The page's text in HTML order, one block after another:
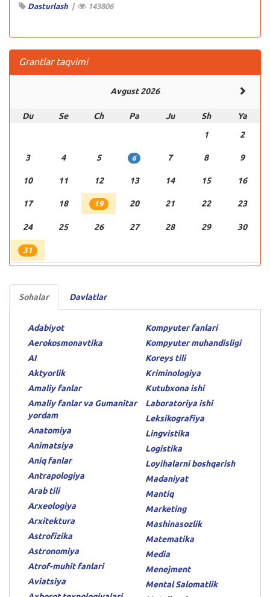
Dasturlash | 143806
Grantlar taqvimi
Avgust 2026
Du Se Ch Pa Ju Sh
Ya
1
2
3 4 5 6 7 8 9
10 11 12 13 14 15 16
17 18 19 20 21 22 23
24 25 26 27 28 29 30
31
Sohalar Davlatlar
Adabiyot
Aerokosmonavtika
AI
Aktyorlik
Amaliy fanlar
Amaliy fanlar va Gumanitar
yordam
Anatomiya
Animatsiya
Aniq fanlar
Antrapologiya
Arab tili
Arxeologiya
Arxitektura
Astrofizika
Astronomiya
Atrof-muhit fanlari
Aviatsiya
Kompyuter fanlari
Kompyuter muhandisligi
Koreys tili
Kriminologiya
Kutubxona ishi
Laboratoriya ishi
Leksikografiya
Lingvistika
Logistika
Loyihalarni boshqarish
Madaniyat
Mantiq
Marketing
Mashinasozlik
Matematika
Media
Menejment
Mental Salomatlik